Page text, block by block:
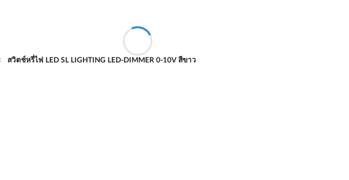
สวิตช์หรี่ไฟ LED SL LIGHTING LED-DIMMER 0-10V สีขาว